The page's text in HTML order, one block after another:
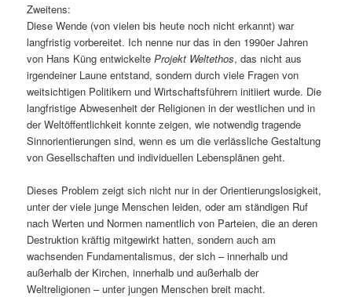
Zweitens:
Diese Wende (von vielen bis heute noch nicht erkannt) war
langfristig vorbereitet. Ich nenne nur das in den 1990er Jahren
von Hans Küng entwickelteProjekt Weltethos, das nicht aus
irgendeiner Laune entstand, sondern durch viele Fragen von
weitsichtigen Politikern und Wirtschaftsführern initiiert wurde. Die
langfristige Abwesenheit der Religionen in der westlichen und in
der Weltöffentlichkeit konnte zeigen, wie notwendig tragende
Sinnorientierungen sind, wenn es um die verlässliche Gestaltung
von Gesellschaften und individuellen Lebensplänen geht.
Dieses Problem zeigt sich nicht nur in der Orientierungslosigkeit,
unter der viele junge Menschen leiden, oder am ständigen Ruf
nach Werten und Normen namentlich von Parteien, die an deren
Destruktion kräftig mitgewirkt hatten, sondern auch am
wachsenden Fundamentalismus, der sich – innerhalb und
außerhalb der Kirchen, innerhalb und außerhalb der
Weltreligionen – unter jungen Menschen breit macht.